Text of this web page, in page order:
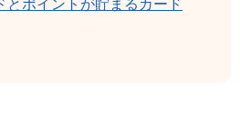
とポイントが貯まるカード